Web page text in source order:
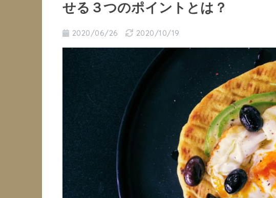
せる３つのポイントとは？
2020/06/26 2020/10/19